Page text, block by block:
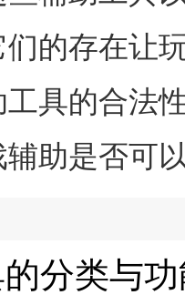
的存在让
具的合法
助是否可
分类与